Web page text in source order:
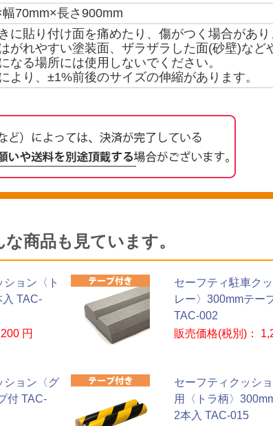
70mm×長さ900mm
に貼り付け面を痛めたり、傷がつく場合があり
がれやすい塗装面、ザラザラした面(砂壁)など
なる場所には使用しないでください。
より、±1%前後のサイズの伸縮があります。
商品も見ています。
ョン〈ト
TAC-
円
セーフティ駐車ク
レー〉300mmテー
TAC-002
販売価格(税別)：
ション〈グ
付 TAC-
セーフティクッシ
用〈トラ柄〉
2本入 TAC-015